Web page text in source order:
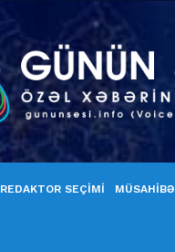
REDAKTOR SEÇİMİ MÜSAHİBƏ